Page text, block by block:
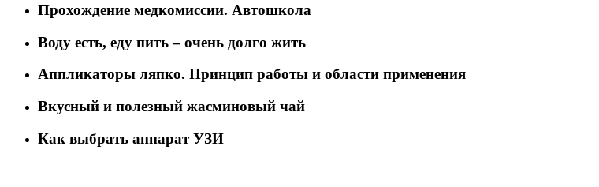
Прохождение медкомиссии. Автошкола
Воду есть, еду пить – очень долго жить
Аппликаторы ляпко. Принцип работы и области применения
Вкусный и полезный жасминовый чай
Как выбрать аппарат УЗИ